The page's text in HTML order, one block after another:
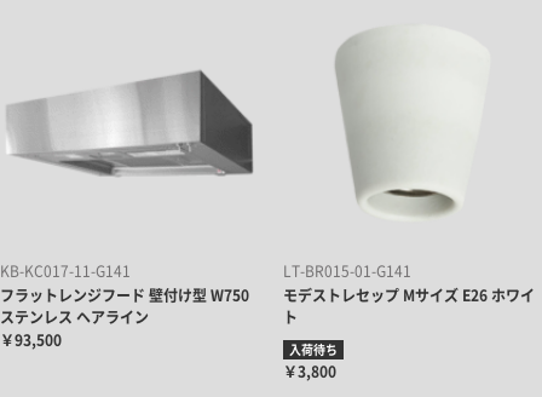
KB-KC017-11-G141
フラットレンジフード 壁付け型 W750
ステンレス ヘアライン
￥93,500
LT-BR015-01-G141
モデストレセップ Mサイズ E26 ホワイ
ト
入荷待ち
￥3,800